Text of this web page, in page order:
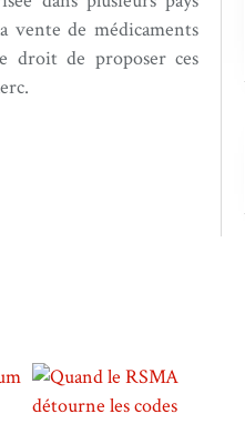
vente de médicaments
droit de proposer ces